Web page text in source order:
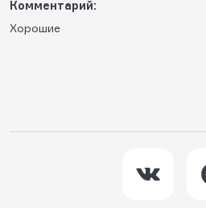
Комментарий:
Хорошие